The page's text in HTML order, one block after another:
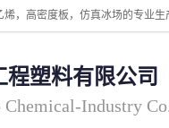
塑料有限公司
Chemical-Industry